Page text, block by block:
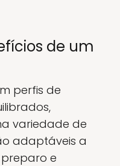
de um
perfis de
variedade de
adaptáveis a
e